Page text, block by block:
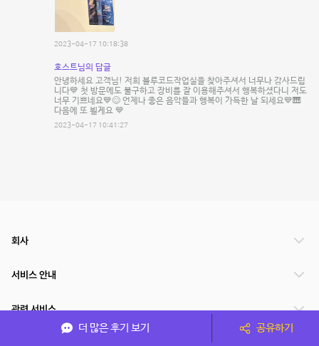
2023-04-17 10:18:38
호스트님의 답글
안녕하세요 고객님! 저희 블루코드작업실을 찾아주셔서 너무나 감사드립
니다💙 첫 방문에도 불구하고 장비를 잘 이용해주셔서 행복하셨다니 저도
너무 기쁘네요💙😊 언제나 좋은 음악들과 행복이 가득한 날 되세요💙🎹
다음에 또 뵐게요 💙
2023-04-17 10:41:27
더 많은 후기 보기 공유하기
회사
서비스 안내
관련 서비스